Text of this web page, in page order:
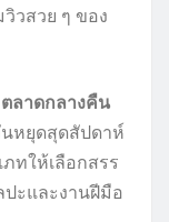
วสวย ๆ ของ
ตลาดกลางคืน
นหยุดสุดสัปดาห์
ทให้เลือกสรร
ปะและงานฝีมือ